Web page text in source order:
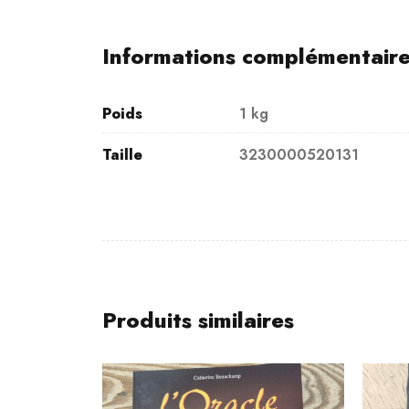
Informations
Poids
1 kg
Taille
3230000520131
Produits similaires